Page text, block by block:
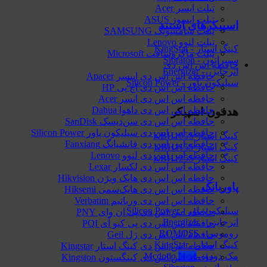
اسپیکرهای استند
کینگ استار - KingStar
سیبراتون - Sibraton
انرجایزر - Energizer
سیلیکون پاور - Silicon Power
هدفون-اسپیکر
کینگ استار KBH105S
کینگ استار KBH115S
کینگ استار KBH125S
پاوربانک
سیلیکون پاور - Silicon Power
انرجایزر - Energizer
روموس - ROMOSS
کینگ استار - KingStar
مک دودو - Mcdodo
تبلت ایسر Acer
تبلت ایسوز ASUS
تبلت سامسونگ SAMSUNG
تبلت لنوو Lenovo
تبلت ماکروسافت Microsoft
حافظه اس اس دی
حافظه اس اس دی اپیسر Apacer
حافظه اس اس دی اچ پی HP
حافظه اس اس دی ایسر Acer
حافظه اس اس دی داهوا Dahua
حافظه اس اس دی سن‌دیسک SanDisk
حافظه اس اس دی سیلیکون پاور Silicon Power
حافظه اس اس دی فانشیانگ Fanxiang
حافظه اس اس دی لنوو Lenovo
حافظه اس اس دی لکسار Lexar
حافظه اس اس دی هایک‌ ویژن Hikvision
حافظه اس اس دی هایک‌سمی Hiksemi
حافظه اس اس دی ورباتیم Verbatim
حافظه اس اس دی پی ان وای PNY
حافظه اس اس دی پی کیو آی PQI
حافظه اس اس دی ژل Geil
حافظه اس اس دی کینگ استار Kingstar
حافظه اس اس دی کینگستون Kingston